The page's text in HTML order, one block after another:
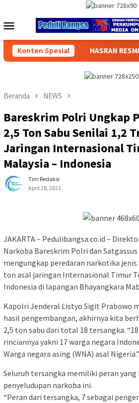
konten
Menu
Mobile
Konten Spesial
RESMI JABAT KETUA KOMISI V BPW
Beranda NEWS
Bareskrim Polri Ungkap
2,5 Ton Sabu Senilai 1,2
Jaringan Internasional
Malaysia – Indonesia
Tim Redaksi
April 28, 2021
JAKARTA – Pedulibangsa.co.id –
Narkoba Bareskrim Polri dan
mengungkap peredaran narkotika jenis
ton asal jaringan Internasional Timur
Indonesia di lapangan Bhayangkara
Kapolri Jenderal Listyo Sigit Prabowo
hasil pengembangan, akhirnya kita
2,5 ton sabu dari total 18 tersangka.
rinciannya yakni 17 warga negara
Warga negara asing (WNA) asal
Seluruh tersangka memiliki peran yang
penyeludupan narkoba ini.
“Peran dari tersangka, 7 sebagai